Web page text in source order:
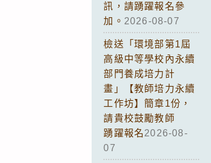
訊，請踴躍報名參
加。 2026-08-07
檢送「環境部第1屆
高級中等學校內永續
部門養成培力計
畫」【教師培力永續
工作坊】簡章1份，
請貴校鼓勵教師
踴躍報名2026-08-
07